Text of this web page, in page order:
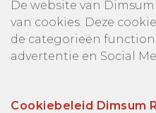
De website van
van cookies. Deze
de categorieën
advertentie en Social
Cookiebeleid Dimsum